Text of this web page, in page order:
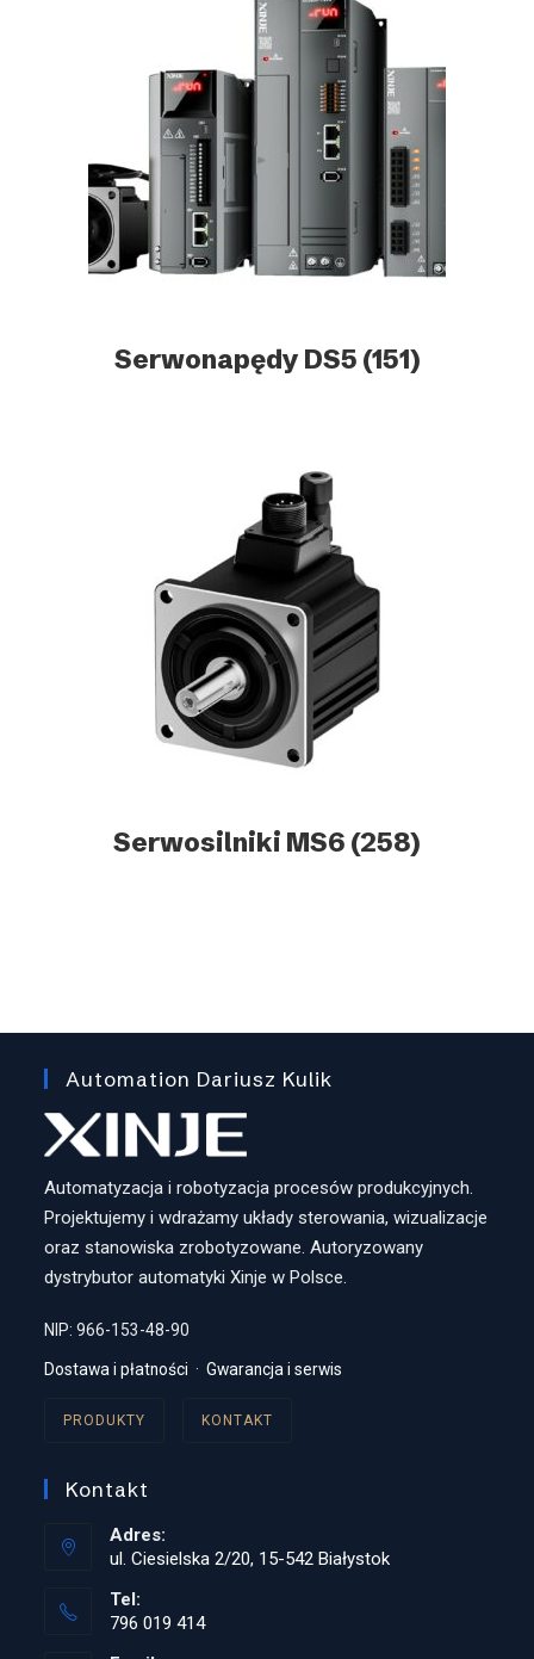
Serwonapędy DS5 (151)
Serwosilniki MS6 (258)
Automation Dariusz Kulik
Automatyzacja i robotyzacja procesów produkcyjnych.
Projektujemy i wdrażamy układy sterowania, wizualizacje
oraz stanowiska zrobotyzowane. Autoryzowany
dystrybutor automatyki Xinje w Polsce.
NIP: 966-153-48-90
Dostawa i płatności ·Gwarancja i serwis
PRODUKTY KONTAKT
Kontakt
Adres:
ul. Ciesielska 2/20, 15-542 Białystok
Tel:
796 019 414